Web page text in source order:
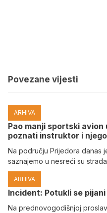
Povezane vijesti
ARHIVA
Pao manji sportski avion
poznati instruktor i
Na području Prijedora danas
saznajemo u nesreći su
ARHIVA
Incident: Potukli se
Na prednovogodišnjoj